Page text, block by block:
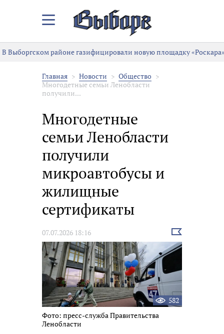
Закрыть/
меню
В Выборгском районе газифицировали новую площадку «Роскара»
Главная Новости
Общество
Многодетные семьи Ленобласти
получили...
Многодетные
семьи Ленобласти
получили
микроавтобусы и
жилищные
сертификаты
07.07.2026 18:16
Выбрать
новость
582
Фото: пресс-служба Правительства
Ленобласти